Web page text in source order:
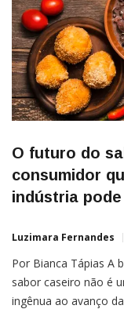
O futuro do
consumidor
indústria
Luzimara Fernandes
Por Bianca Tápias A
sabor caseiro não é
ingênua ao avanço